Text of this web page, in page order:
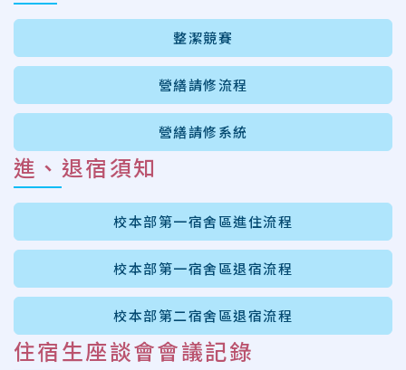
整潔競賽
營繕請修流程
營繕請修系統
進、退宿須知
校本部第一宿舍區進住流程
校本部第一宿舍區退宿流程
校本部第二宿舍區退宿流程
住宿生座談會會議記錄